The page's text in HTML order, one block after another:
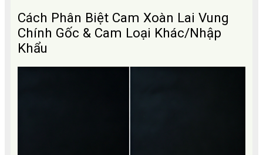
Cách Phân Biệt Cam Xoàn Lai Vung
Chính Gốc & Cam Loại Khác/Nhập
Khẩu